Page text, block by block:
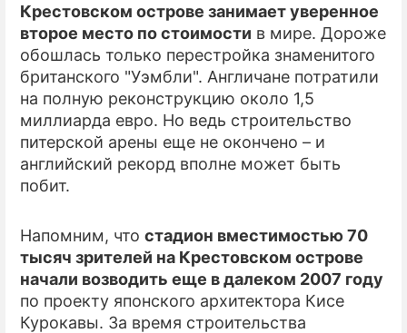
Крестовском острове занимает уверенное
второе место по стоимости в мире. Дороже
обошлась только перестройка знаменитого
британского "Уэмбли". Англичане потратили
на полную реконструкцию около 1,5
миллиарда евро. Но ведь строительство
питерской арены еще не окончено – и
английский рекорд вполне может быть
побит.
Напомним, что стадион вместимостью 70
тысяч зрителей на Крестовском острове
начали возводить еще в далеком 2007 году
по проекту японского архитектора Кисе
Курокавы. За время строительства